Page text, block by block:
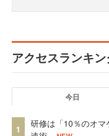
アクセスランキ
今日
1
研修は「10％のオ